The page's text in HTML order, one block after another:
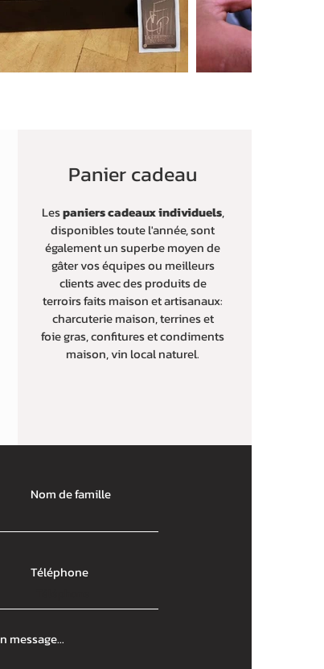
Panier cadeau
Lespaniers cadeaux individuels,
disponibles toute l'année, sont
également un superbe moyen de
gâter vos équipes ou meilleurs
clients avec des produits de
terroirs faits maison et artisanaux:
charcuterie maison, terrines et
foie gras, confitures et condiments
maison, vin local naturel.
Nom de famille
Téléphone
message...